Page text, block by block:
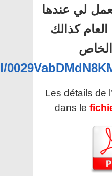
لي عندها
العام كذالك
الخاص
Les détails de
dans le